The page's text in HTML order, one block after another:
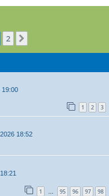
2
19:00
1 2 3
18:52
1 … 95 96 97 98